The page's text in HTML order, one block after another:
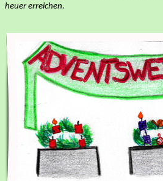
heuer erreichen.